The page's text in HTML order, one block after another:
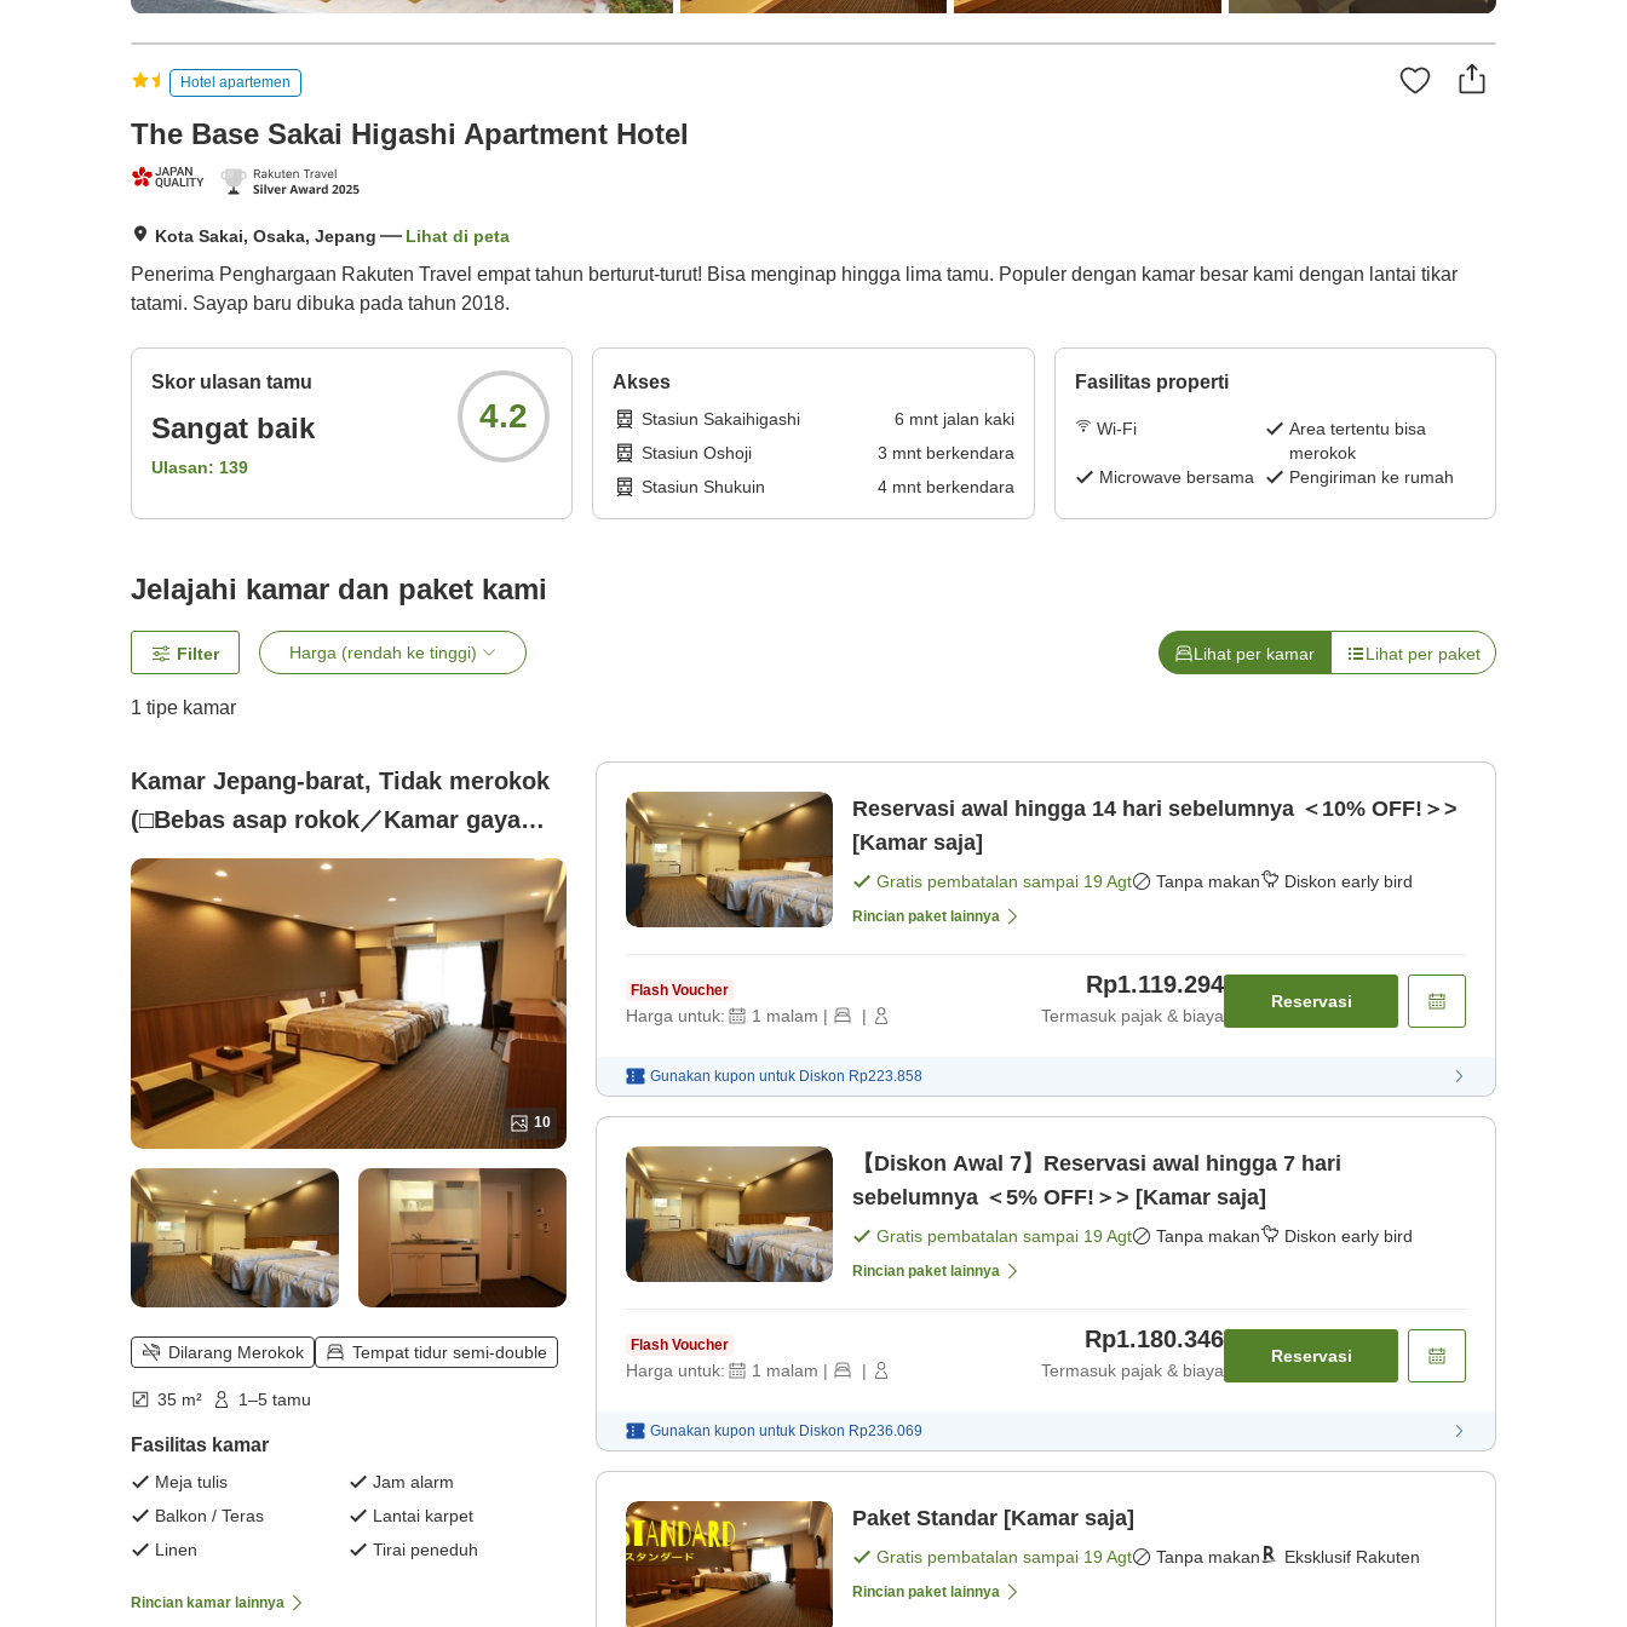
Hotel apartemen
The Base Sakai Higashi Apartment Hotel
Kota Sakai, Osaka, Jepang Lihat di peta
Penerima Penghargaan Rakuten Travel empat tahun berturut-turut! Bisa menginap hingga lima tamu. Populer dengan kamar besar kami dengan lantai tikar
tatami. Sayap baru dibuka pada tahun 2018.
Skor ulasan tamu
Sangat baik
Ulasan: 139
4.2
Akses
Stasiun Sakaihigashi 6 mnt jalan kaki
Stasiun Oshoji
3 mnt berkendara
Stasiun Shukuin
4mnt berkendara
Fasilitas properti
Wi-Fi
Area tertentu bisa
merokok
Microwave bersama
Pengiriman ke rumah
Jelajahi kamar dan paket kami
Filter Harga (rendah ke tinggi) Lihat per kamar Lihat per paket
1 tipe kamar
Kamar Jepang-barat, Tidak merokok
(□Bebas asap rokok／Kamar gaya
Jepang dan Barat※Tanpa mesin
cuci■1〜5 orang【35 meter
persegi】)
10
Dilarang Merokok Tempat tidur semi-double
35 m² 1–5 tamu
Fasilitas kamar
Meja tulis
Jam alarm
Balkon / Teras
Lantai karpet
Linen
Tirai peneduh
Rincian kamar lainnya
Reservasi awal hingga 14 hari sebelumnya ＜10% OFF!＞>
[Kamar saja]
Gratis pembatalan sampai 19 Agt Tanpa makan Diskon early bird
Rincian paket lainnya
Flash Voucher
Harga untuk: 1 malam | |
Rp1.119.294
Termasuk pajak & biaya
Reservasi
Gunakan kupon untuk Diskon Rp223.858
【Diskon Awal 7】Reservasi awal hingga 7 hari
sebelumnya ＜5% OFF!＞> [Kamar saja]
Gratis pembatalan sampai 19 Agt Tanpa makan Diskon early bird
Rincian paket lainnya
Flash Voucher
Harga untuk: 1 malam | |
Rp1.180.346
Termasuk pajak & biaya
Reservasi
Gunakan kupon untuk Diskon Rp236.069
Paket Standar [Kamar saja]
Gratis pembatalan sampai 19 Agt Tanpa makan Eksklusif Rakuten
Rincian paket lainnya